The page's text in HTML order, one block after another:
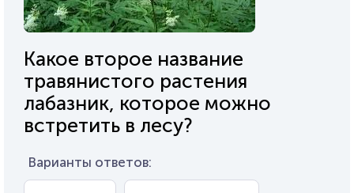
Какое второе название
травянистого растения
лабазник, которое можно
встретить в лесу?
Варианты ответов: